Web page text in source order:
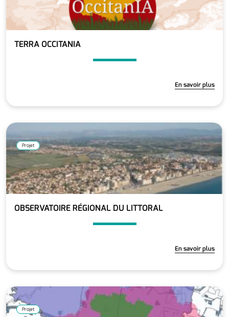
TERRA OCCITANIA
En savoir plus
Projet
OBSERVATOIRE RÉGIONAL DU LITTORAL
En savoir plus
Projet